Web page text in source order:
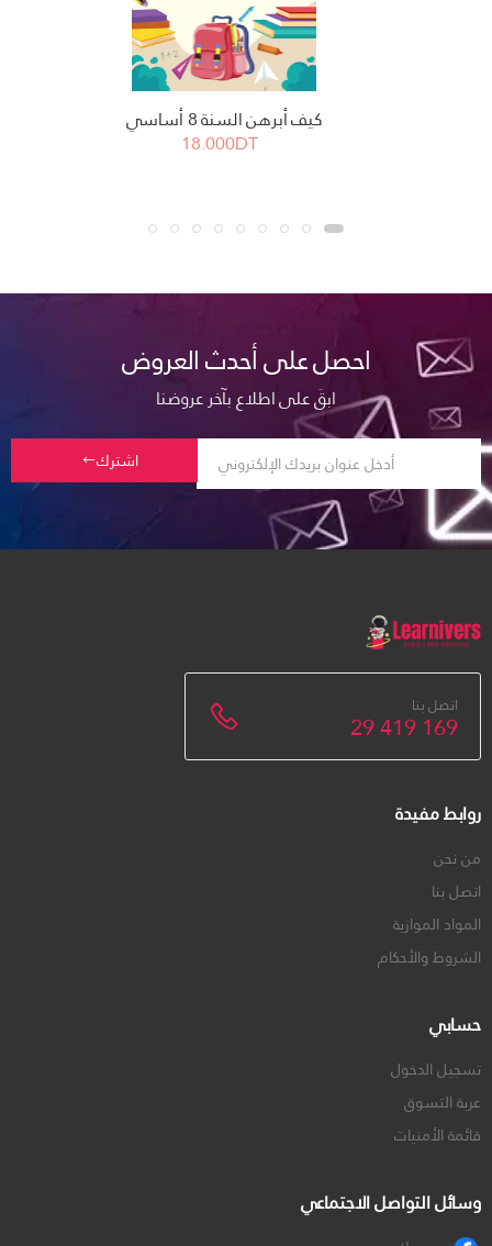
كيف أبرهن السنة 8 أساسي
18.000DT
احصل على أحدث العروض
ابقَ على اطلاع بآخر عروضنا
اشترك
اتصل بنا
29 419 169
روابط مفيدة
من نحن
اتصل بنا
المواد الموازية
الشروط والأحكام
حسابي
تسجيل الدخول
عربة التسوق
قائمة الأمنيات
وسائل التواصل الاجتماعي